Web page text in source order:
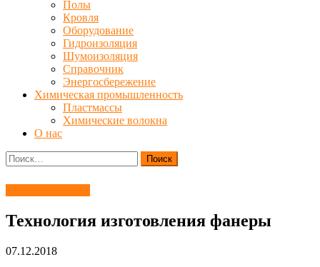
Полы
Кровля
Оборудование
Гидроизоляция
Шумоизоляция
Справочник
Энергосбережение
Химическая промышленность
Пластмассы
Химические волокна
О нас
Найти:
Технология изготовления фанеры
07.12.2018